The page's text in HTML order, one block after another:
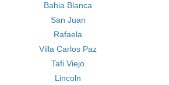
Bahia Blanca
San Juan
Rafaela
Villa Carlos Paz
Tafi Viejo
Lincoln